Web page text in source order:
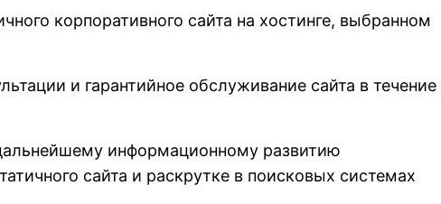
корпоративного сайта на хостинге, выбранном
и гарантийное обслуживание сайта в течение
информационному развитию
сайта и раскрутке в поисковых системах